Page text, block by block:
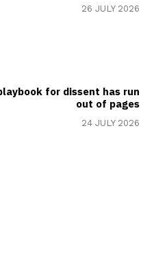
26 JULY 2026
for dissent has run
out of pages
24 JULY 2026